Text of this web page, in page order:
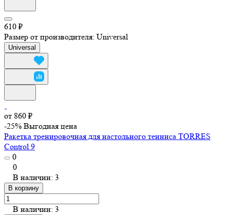
610 ₽
Размер от производителя: Universal
Universal
от 860 ₽
-25% Выгодная цена
Ракетка тренировочная для настольного тенниса TORRES
Control 9
0
0
В наличии: 3
В корзину
В наличии: 3